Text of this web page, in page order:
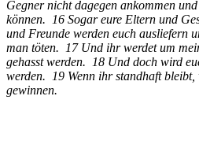
Gegner nicht dagegen ankommen
können. 16 Sogar eure Eltern und
und Freunde werden euch ausliefern
man töten. 17 Und ihr werdet um
gehasst werden. 18 Und doch wird
werden. 19 Wenn ihr standhaft bleibt,
gewinnen.